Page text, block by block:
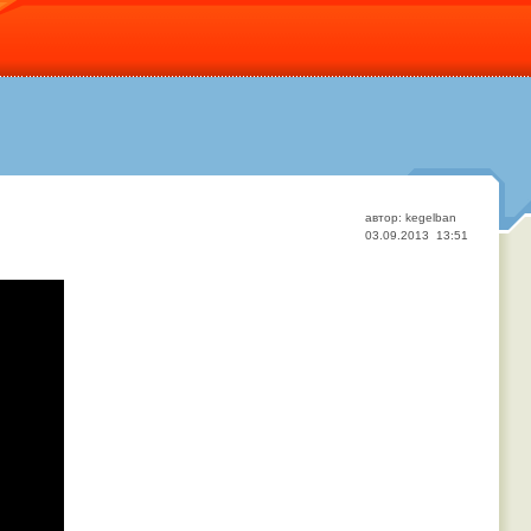
автор: kegelban
03.09.2013 13:51